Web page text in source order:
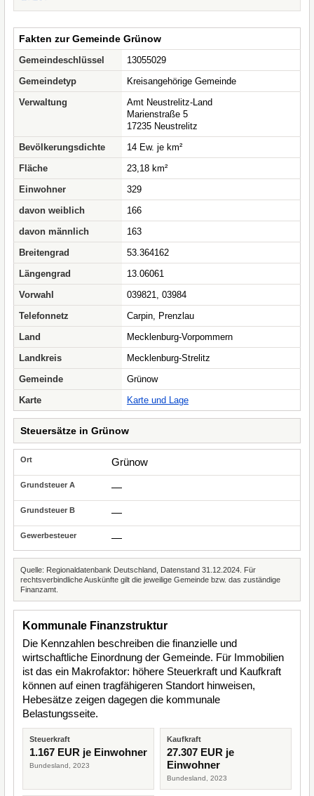
Fakten zur Gemeinde Grünow
Gemeindeschlüssel
13055029
Gemeindetyp
Kreisangehörige Gemeinde
Verwaltung
Amt Neustrelitz-Land
Marienstraße 5
17235 Neustrelitz
Bevölkerungsdichte
14 Ew. je km²
Fläche
23,18 km²
Einwohner
329
davon weiblich
166
davon männlich
163
Breitengrad
53.364162
Längengrad
13.06061
Vorwahl
039821, 03984
Telefonnetz
Carpin, Prenzlau
Land
Mecklenburg-Vorpommern
Landkreis
Mecklenburg-Strelitz
Gemeinde
Grünow
Karte
Karte und Lage
Steuersätze in Grünow
Grünow
—
—
—
Quelle: Regionaldatenbank Deutschland, Datenstand 31.12.2024. Für
rechtsverbindliche Auskünfte gilt die jeweilige Gemeinde bzw. das zuständige
Finanzamt.
Kommunale Finanzstruktur
Die Kennzahlen beschreiben die finanzielle und
wirtschaftliche Einordnung der Gemeinde. Für Immobilien
ist das ein Makrofaktor: höhere Steuerkraft und Kaufkraft
können auf einen tragfähigeren Standort hinweisen,
Hebesätze zeigen dagegen die kommunale
Belastungsseite.
Steuerkraft
1.167 EUR je Einwohner
Bundesland, 2023
Kaufkraft
27.307 EUR je
Einwohner
Bundesland, 2023